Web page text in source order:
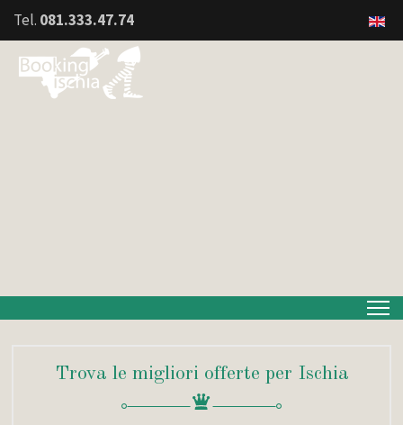
Tel. 081.333.47.74
Trova le migliori offerte per Ischia